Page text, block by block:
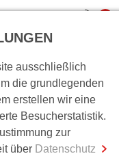
0,00 €
Zur Kasse
ausschließlich
die grundlegenden
erstellen wir eine
Besucherstatistik.
zur
über Datenschutz